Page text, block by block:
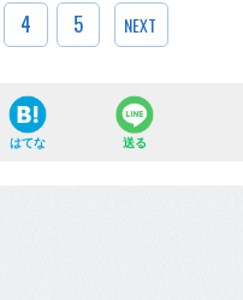
4 5 NEXT
はてな 送る